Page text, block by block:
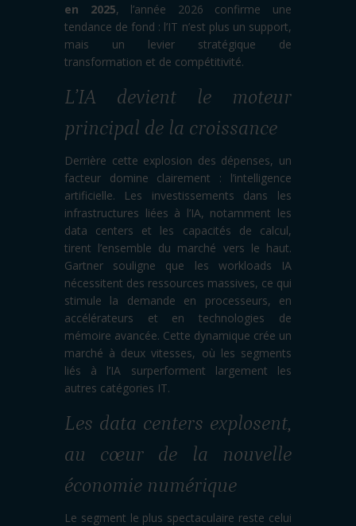
en 2025, l’année 2026 confirme une
tendance de fond : l’IT n’est plus un support,
mais un levier stratégique de
transformation et de compétitivité.
L’IA devient le moteur
principal de la croissance
Derrière cette explosion des dépenses, un
facteur domine clairement : l’intelligence
artificielle. Les investissements dans les
infrastructures liées à l’IA, notamment les
data centers et les capacités de calcul,
tirent l’ensemble du marché vers le haut.
Gartner souligne que les workloads IA
nécessitent des ressources massives, ce qui
stimule la demande en processeurs, en
accélérateurs et en technologies de
mémoire avancée. Cette dynamique crée un
marché à deux vitesses, où les segments
liés à l’IA surperforment largement les
autres catégories IT.
Les data centers explosent,
au cœur de la nouvelle
économie numérique
Le segment le plus spectaculaire reste celui